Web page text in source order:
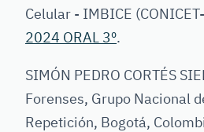
Celular - IMBICE
2024 ORAL 3º.
SIMÓN PEDRO CORTÉS
Forenses, Grupo Nacional
Repetición, Bogotá,